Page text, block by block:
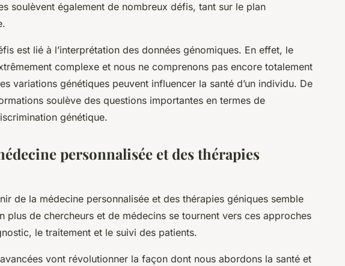
soulèvent également de nombreux défis, tant sur le plan
est lié à l’interprétation des données génomiques. En effet, le
complexe et nous ne comprenons pas encore totalement
variations génétiques peuvent influencer la santé d’un individu. De
soulève des questions importantes en termes de
génétique.
personnalisée et des thérapies
de la médecine personnalisée et des thérapies géniques semble
plus de chercheurs et de médecins se tournent vers ces approches
le traitement et le suivi des patients.
vont révolutionner la façon dont nous abordons la santé et